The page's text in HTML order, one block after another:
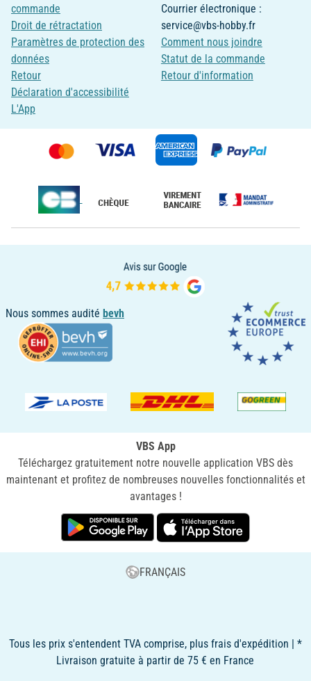
commande
Droit de rétractation
Paramètres de protection des
données
Retour
Déclaration d'accessibilité
L'App
Courrier électronique :
service@vbs-hobby.fr
Comment nous joindre
Statut de la commande
Retour d'information
Nous sommes audité bevh
VBS App
Téléchargez gratuitement notre nouvelle application VBS dès
maintenant et profitez de nombreuses nouvelles fonctionnalités et
avantages !
FRANÇAIS
Tous les prix s'entendent TVA comprise, plus frais d'expédition | *
Livraison gratuite à partir de 75 € en France